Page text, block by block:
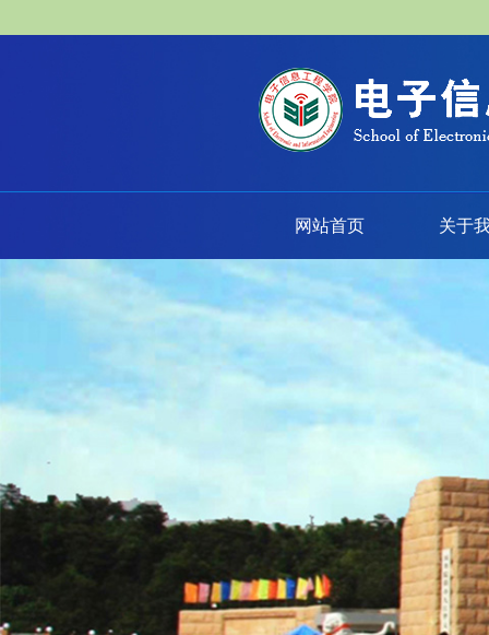
网站首页 关于